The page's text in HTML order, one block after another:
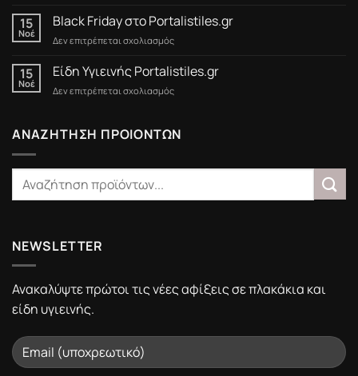
έως
15/3/2025
15
Νοέ
Black Friday στο Portalistiles.gr
Δεν επιτρέπεται σχολιασμόςστο
Friday
στο
Portalistiles.gr
15
Νοέ
Είδη Υγιεινής Portalistiles.gr
Δεν επιτρέπεται σχολιασμόςστο
Portalistiles.gr
ΑΝΑΖΗΤΗΣΗ ΠΡΟΙΟΝΤΩΝ
NEWSLETTER
Ανακαλύψτε πρώτοι τις νέες αφίξεις σε πλακάκια και
είδη υγιεινής.